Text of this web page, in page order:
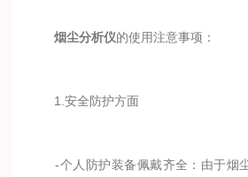
烟尘分析仪的使用注意事项：
1.安全防护方面
-个人防护装备佩戴齐全：由于烟